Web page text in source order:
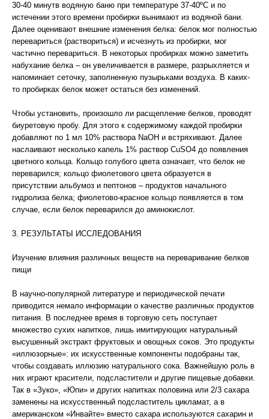
30-40 минутв водяную баню при температуре 37-40ºС и по
истечении этого времени пробирки вынимают из водяной бани.
Далее оценивают внешние изменения белка: белок мог полностью
перевариться (раствориться) и исчезнуть из пробирки, мог
частично перевариться. В некоторых пробирках можно заметить
набухание белка – он увеличивается в размере, разрыхляется и
напоминает сеточку, заполненную пузырьками воздуха. В каких-
то пробирках белок может остаться без изменений.
Чтобы установить, произошло ли расщепление белков, проводят
биуретовую пробу. Для этого к содержимому каждой пробирки
добавляют по 1 мл 10% раствора NaOH и встряхивают. Далее
наслаивают несколько капель 1% раствор CuSO4 до появления
цветного кольца. Кольцо голубого цвета означает, что белок не
переварился; кольцо фиолетового цвета образуется в
присутствии альбумоз и пептонов – продуктов начального
гидролиза белка; фиолетово-красное кольцо появляется в том
случае, если белок переварился до аминокислот.
3. РЕЗУЛЬТАТЫ ИССЛЕДОВАНИЯ
Изучение влияния различных веществ на переваривание белков
пищи
В научно-популярной литературе и периодической печати
приводится немало информации о качестве различных продуктов
питания. В последнее время в торговую сеть поступает
множество сухих напитков, лишь имитирующих натуральный
высушенный экстракт фруктовых и овощных соков. Это продукты
«иллюзорные»: их искусственные компоненты подобраны так,
чтобы создавать иллюзию натурального сока. Важнейшую роль в
них играют красители, подсластители и другие пищевые добавки.
Так в «Зуко», «Юпи» и других напитках половина или 2/3 сахара
заменены на искусственный подсластитель цикламат, а в
американском «Инвайте» вместо сахара используются сахарин и